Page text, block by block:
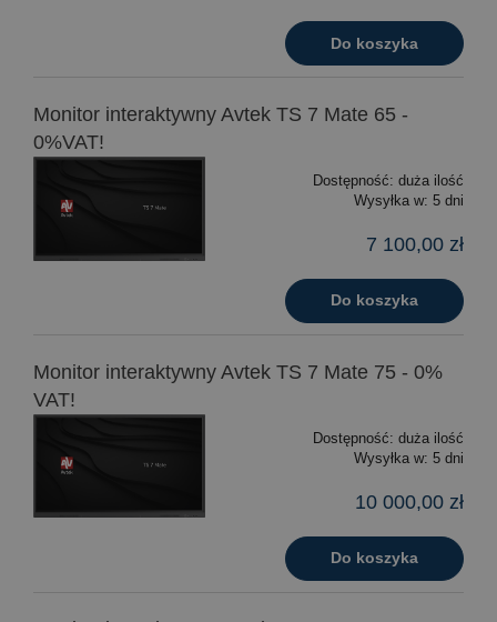
Do koszyka
Monitor interaktywny Avtek TS 7 Mate 65 -
0%VAT!
Dostępność: duża ilość
Wysyłka w: 5 dni
7 100,00 zł
Do koszyka
Monitor interaktywny Avtek TS 7 Mate 75 - 0%
VAT!
Dostępność: duża ilość
Wysyłka w: 5 dni
10 000,00 zł
Do koszyka